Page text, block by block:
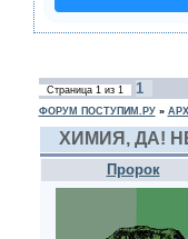
Страница 1из 1 1
ФОРУМ ПОСТУПИМ.РУ»
ХИМИЯ, ДА!
Пророк